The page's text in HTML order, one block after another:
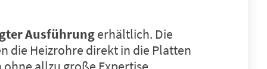
Ausführungerhältlich. Die
die Heizrohre direkt in die Platten